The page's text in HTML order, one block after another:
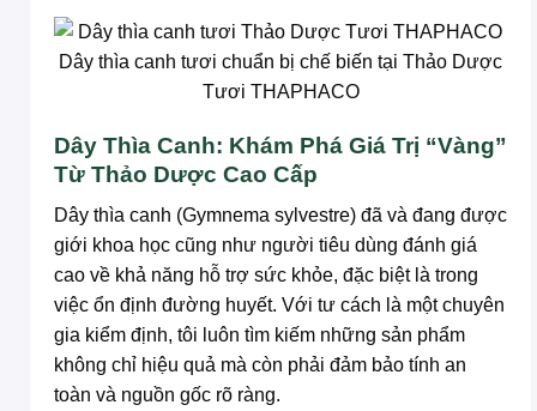
Dây thìa canh tươi chuẩn bị chế biến tại Thảo Dược
Tươi THAPHACO
Dây Thìa Canh: Khám Phá Giá Trị “Vàng”
Từ Thảo Dược Cao Cấp
Dây thìa canh (Gymnema sylvestre) đã và đang được
giới khoa học cũng như người tiêu dùng đánh giá
cao về khả năng hỗ trợ sức khỏe, đặc biệt là trong
việc ổn định đường huyết. Với tư cách là một chuyên
gia kiểm định, tôi luôn tìm kiếm những sản phẩm
không chỉ hiệu quả mà còn phải đảm bảo tính an
toàn và nguồn gốc rõ ràng.